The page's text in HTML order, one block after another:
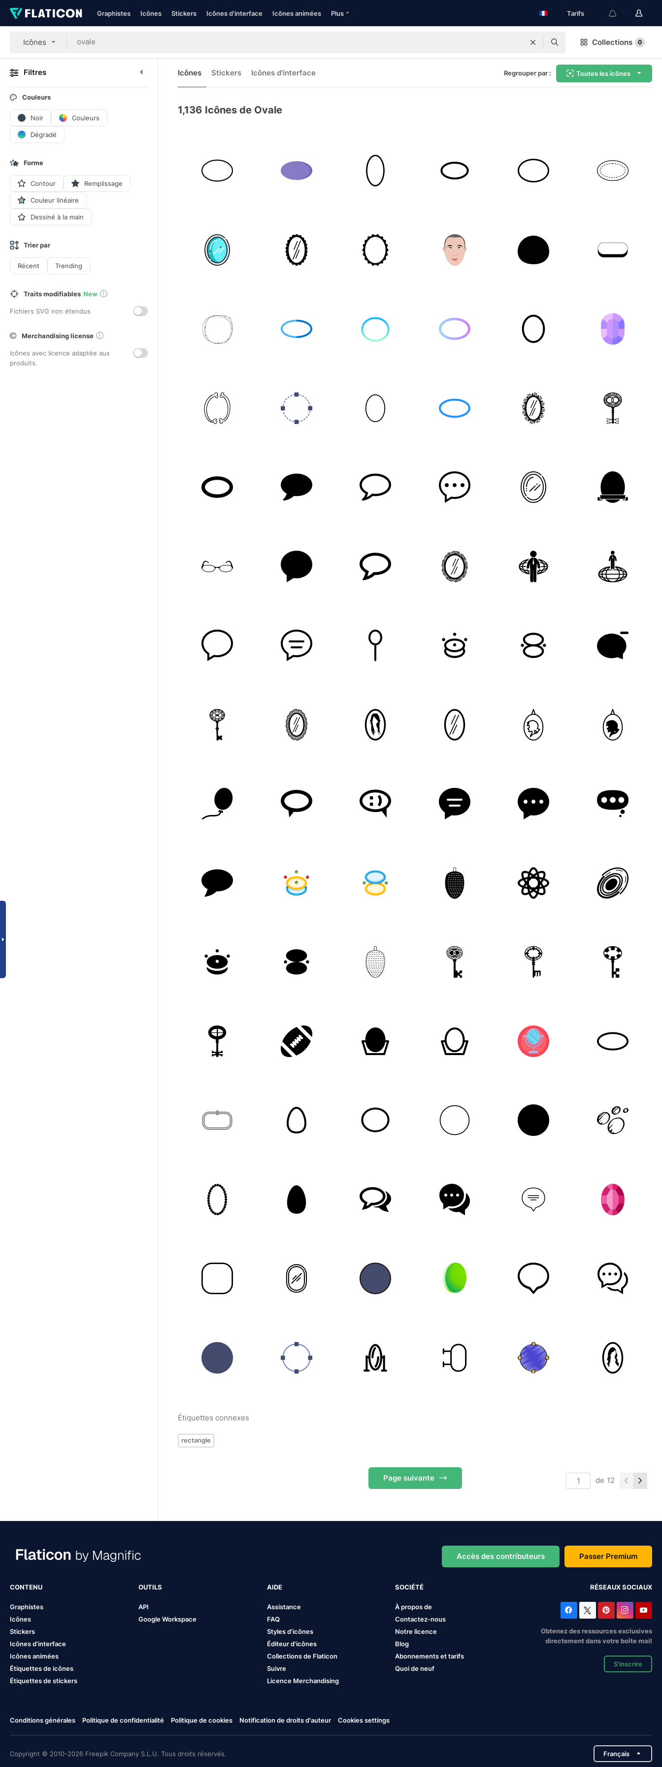
Graphistes Icônes Stickers Icônes d'interface Icônes animées Plus Tarifs
Icônes Collections 0
Filtres
Couleurs
Noir Couleurs
Dégradé
Forme
Contour Remplissage
Couleur linéaire
Dessiné à la main
Trier par
Récent Trending
Traits modifiables New
Fichiers SVG non étendus
Merchandising license
Icônes avec licence adaptée aux
produits.
Icônes Stickers Icônes d'interface Regrouper par : Toutes les icônes
1,136 Icônes de Ovale
Étiquettes connexes
rectangle
Pagesuivante de 12
Accès des contributeurs Passer Premium
CONTENU
Graphistes
Icônes
Stickers
Icônes d'interface
Icônes animées
Étiquettes de icônes
Étiquettes de stickers
OUTILS
API
Google Workspace
AIDE
Assistance
FAQ
Styles d'icônes
Éditeur d'icônes
Collections de Flaticon
Suivre
Licence Merchandising
SOCIÉTÉ
À propos de
Contactez-nous
Notre licence
Blog
Abonnements et tarifs
Quoi de neuf
RÉSEAUX SOCIAUX
Obtenez des ressources exclusives
directement dans votre boîte mail
S'inscrire
Conditions générales Politique de confidentialité Politique de cookies Notification de droits d'auteur Cookies settings
Copyright © 2010-2026 Freepik Company S.L.U. Tous droits réservés. Français